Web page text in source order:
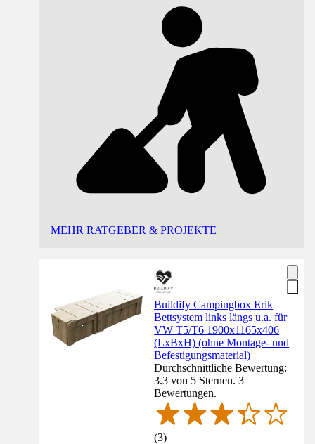
MEHR RATGEBER & PROJEKTE
Buildify Campingbox Erik
Bettsystem links längs u.a. für
VW T5/T6 1900x1165x406
(LxBxH) (ohne Montage- und
Befestigungsmaterial)
Durchschnittliche Bewertung:
3.3 von 5 Sternen. 3
Bewertungen.
(3)